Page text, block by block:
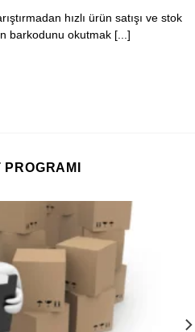
hızlı ürün satışı ve stok
barkodunu okutmak [...]